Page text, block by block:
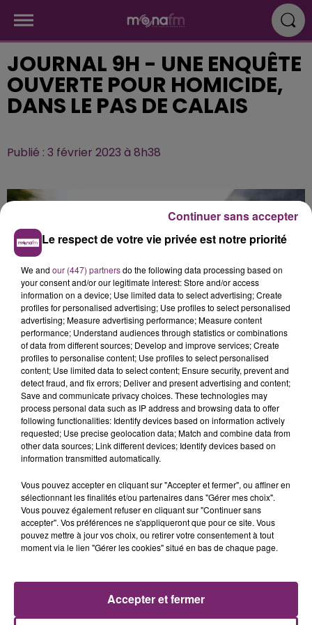
JOURNAL 9H - UNE ENQUÊTE
OUVERTE POUR HOMICIDE,
DANS LE PAS DE CALAIS
Publié : 3 février 2023 à 8h38
PHOTOS PUBLICITÉ
Le respect de votre vie privée est notre priorité
We and our (447) partnersdo the following data processing based on
your consent and/or our legitimate interest: Store and/or access
information on a device; Use limited data to select advertising; Create
profiles for personalised advertising; Use profiles to select personalised
advertising; Measure advertising performance; Measure content
performance; Understand audiences through statistics or combinations
of data from different sources; Develop and improve services; Create
profiles to personalise content; Use profiles to select personalised
content; Use limited data to select content; Ensure security, prevent and
detect fraud, and fix errors; Deliver and present advertising and content;
Save and communicate privacy choices. These technologies may
process personal data such as IP address and browsing data to offer
following functionalities: Identify devices based on information actively
requested; Use precise geolocation data; Match and combine data from
other data sources; Link different devices; Identify devices based on
information transmitted automatically.
Vous pouvez accepter en cliquant sur "Accepter et fermer", ou affiner en
sélectionnant les finalités et/ou partenaires dans "Gérer mes choix".
Vous pouvez également refuser en cliquant sur "Continuer sans
accepter". Vos préférences ne s'appliqueront que pour ce site. Vous
pouvez mettre à jour vos choix, ou retirer votre consentement à tout
moment via le lien "Gérer les cookies" situé en bas de chaque page.
Accepter et fermer
Continuer sans accepter